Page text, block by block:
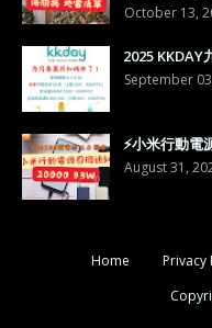
October 13,
2025 KKDAY
September
⚡小米行動電
August 31,
Home Privacy